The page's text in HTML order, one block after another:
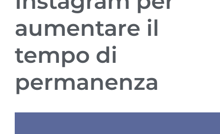
aumentare il
tempo di
permanenza